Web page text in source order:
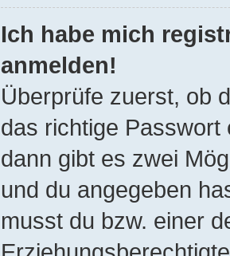
Ich habe mich
anmelden!
Überprüfe zuerst, ob
das richtige Passwort
dann gibt es zwei
und du angegeben
musst du bzw. einer